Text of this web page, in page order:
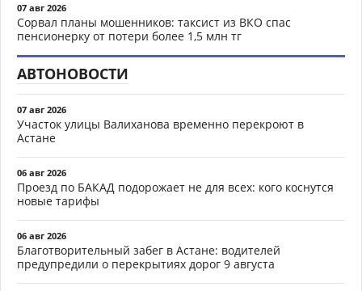
07 авг 2026
Сорвал планы мошенников: таксист из ВКО спас
пенсионерку от потери более 1,5 млн тг
АВТОНОВОСТИ
07 авг 2026
Участок улицы Валиханова временно перекроют в
Астане
06 авг 2026
Проезд по БАКАД подорожает не для всех: кого коснутся
новые тарифы
06 авг 2026
Благотворительный забег в Астане: водителей
предупредили о перекрытиях дорог 9 августа